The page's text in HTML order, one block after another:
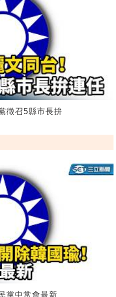
徵召5縣市長拚
黨中常會最新